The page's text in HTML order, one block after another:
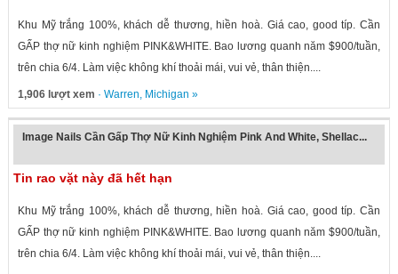
Khu Mỹ trắng 100%, khách dễ thương, hiền hoà. Giá cao, good típ. Cần
GẤP thợ nữ kinh nghiệm PINK&WHITE. Bao lương quanh năm $900/tuần,
trên chia 6/4. Làm việc không khí thoải mái, vui vẻ, thân thiện....
1,906 lượt xem · Warren Michigan »
Image Nails Cần Gấp Thợ Nữ Kinh Nghiệm Pink And White, Shellac...
Tin rao vặt này đã hết hạn
Khu Mỹ trắng 100%, khách dễ thương, hiền hoà. Giá cao, good típ. Cần
GẤP thợ nữ kinh nghiệm PINK&WHITE. Bao lương quanh năm $900/tuần,
trên chia 6/4. Làm việc không khí thoải mái, vui vẻ, thân thiện....